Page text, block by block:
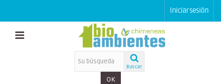
Iniciar sesión
Buscar
OK